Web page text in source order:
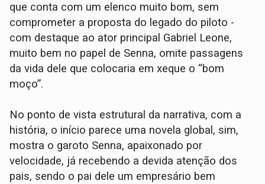
que conta com um elenco muito bom, sem
comprometer a proposta do legado do piloto -
com destaque ao ator principal Gabriel Leone,
muito bem no papel de Senna, omite passagens
da vida dele que colocaria em xeque o “bom
moço”.
No ponto de vista estrutural da narrativa, com a
história, o início parece uma novela global, sim,
mostra o garoto Senna, apaixonado por
velocidade, já recebendo a devida atenção dos
pais, sendo o pai dele um empresário bem